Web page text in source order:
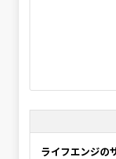
ライフエンジの